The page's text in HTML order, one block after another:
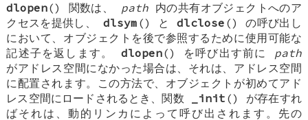
dlopen() 関数は、 path内の共有オブジェクトへのア
クセスを提供し、dlsym () とdlclose () の呼び出し
において、オブジェクトを後で参照するために使用可能な
記述子を返します。 dlopen() を呼び出す前に path
がアドレス空間になかった場合は、それは、アドレス空間
に配置されます。この方法で、オブジェクトが初めてアド
レス空間にロードされるとき、関数
_init () が存在すれ
ばそれは、動的リンカによって呼び出されます。先の